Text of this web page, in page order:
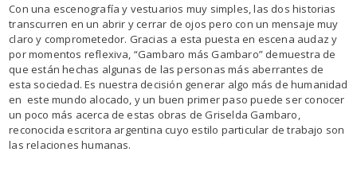
Con una escenografía y vestuarios muy simples, las dos historias
transcurren en un abrir y cerrar de ojos pero con un mensaje muy
claro y comprometedor. Gracias a esta puesta en escena audaz y
por momentos reflexiva, “Gambaro más Gambaro” demuestra de
que están hechas algunas de las personas más aberrantes de
esta sociedad. Es nuestra decisión generar algo más de humanidad
en este mundo alocado, y un buen primer paso puede ser conocer
un poco más acerca de estas obras de Griselda Gambaro,
reconocida escritora argentina cuyo estilo particular de trabajo son
las relaciones humanas.